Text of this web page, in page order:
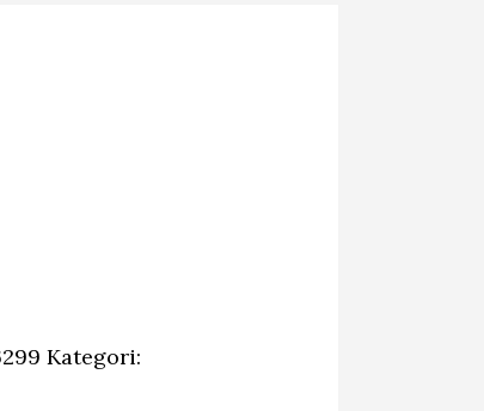
Kategori: